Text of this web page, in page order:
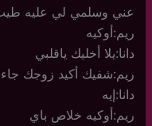
عني وسلمي لي عليه
ريم:أوكيه
دانا:يلا أخليك ياقلبي
ريم:شفيك أكيد زوجك جاء
دانا:إيه
ريم:أوكيه خلاص باي